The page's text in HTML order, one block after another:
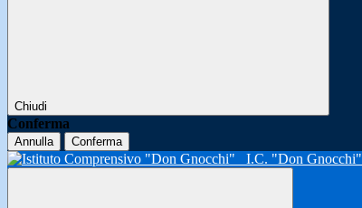
Chiudi
Conferma
Annulla Conferma
I.C. "Don Gnocchi"